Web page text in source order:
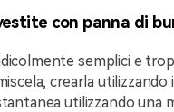
con panna di
semplici e
crearla
utilizzando una